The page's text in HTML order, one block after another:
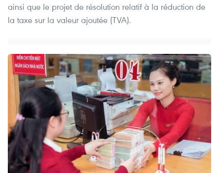
ainsi que le projet de résolution relatif à la réduction de
la taxe sur la valeur ajoutée (TVA).